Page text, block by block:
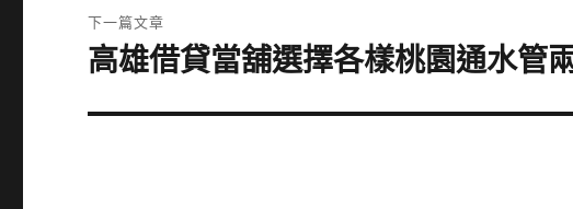
文
章:
下一篇文章
下
篇
高雄借貸當舖選擇各樣桃園通水管